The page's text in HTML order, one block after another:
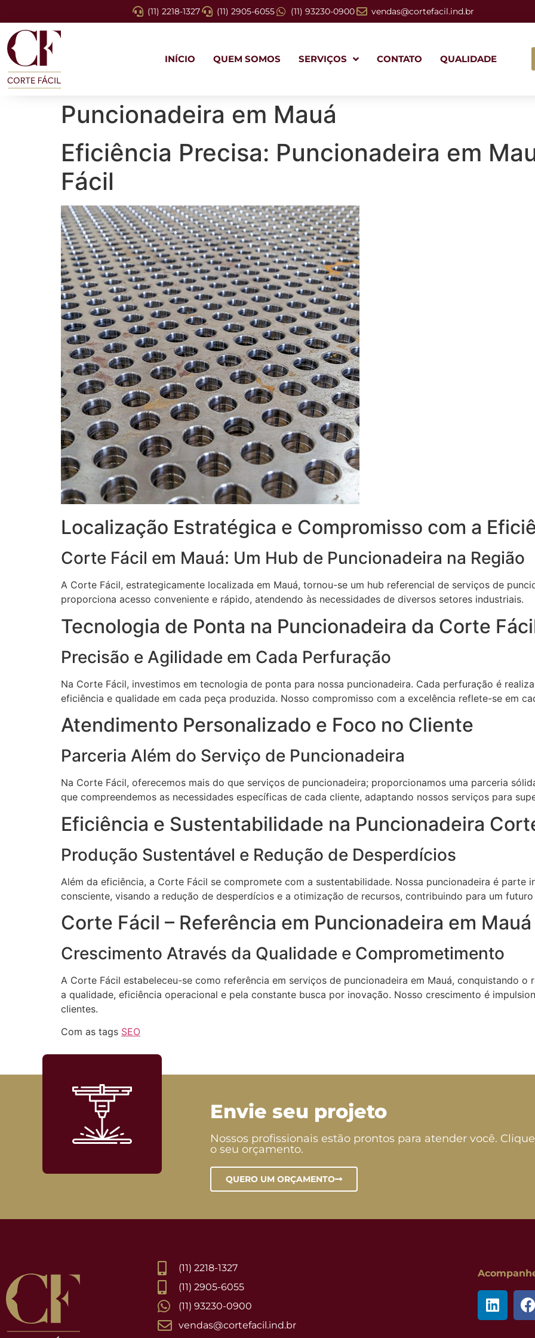
(11) 2218-1327 (11) 2905-6055 (11) 93230-0900 vendas@cortefacil.ind.br
INÍCIO QUEM SOMOS SERVIÇOS CONTATO QUALIDADE
Puncionadeira em Mauá
Eficiência Precisa: Puncionadeira em
Fácil
Localização Estratégica e Compromisso com a
Corte Fácil em Mauá: Um Hub de Puncionadeira na Região
A Corte Fácil, estrategicamente localizada em Mauá, tornou-se um hub referencial de serviços de
proporciona acesso conveniente e rápido, atendendo às necessidades de diversos setores industriais.
Tecnologia de Ponta na Puncionadeira da Corte
Precisão e Agilidade em Cada Perfuração
Na Corte Fácil, investimos em tecnologia de ponta para nossa puncionadeira. Cada perfuração é
eficiência e qualidade em cada peça produzida. Nosso compromisso com a excelência reflete-se em
Atendimento Personalizado e Foco no Cliente
Parceria Além do Serviço de Puncionadeira
Na Corte Fácil, oferecemos mais do que serviços de puncionadeira; proporcionamos uma parceria
que compreendemos as necessidades específicas de cada cliente, adaptando nossos serviços para
Eficiência e Sustentabilidade na Puncionadeira
Produção Sustentável e Redução de Desperdícios
Além da eficiência, a Corte Fácil se compromete com a sustentabilidade. Nossa puncionadeira é parte
consciente, visando a redução de desperdícios e a otimização de recursos, contribuindo para um futuro
Corte Fácil – Referência em Puncionadeira em Mauá
Crescimento Através da Qualidade e Comprometimento
A Corte Fácil estabeleceu-se como referência em serviços de puncionadeira em Mauá, conquistando
a qualidade, eficiência operacional e pela constante busca por inovação. Nosso crescimento é
clientes.
Com as tags SEO
Envie seu projeto
Nossos profissionais estão prontos para atender você.
o seu orçamento.
QUERO UM ORÇAMENTO
(11) 2218-1327
(11) 2905-6055
(11) 93230-0900
vendas@cortefacil.ind.br